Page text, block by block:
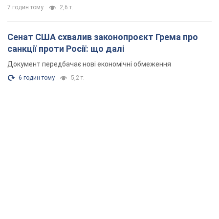
7 годин тому 2,6 т.
Сенат США схвалив законопроєкт Грема про
санкції проти Росії: що далі
Документ передбачає нові економічні обмеження
6 годин тому 5,2 т.